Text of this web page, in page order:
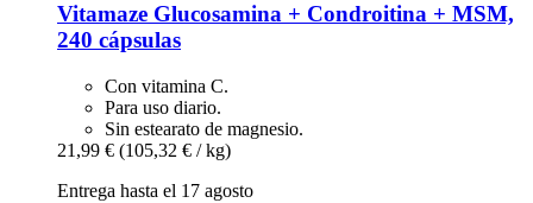
Vitamaze Glucosamina + Condroitina + MSM,
240 cápsulas
Con vitamina C.
Para uso diario.
Sin estearato de magnesio.
21,99 € (105,32 € / kg)
Entrega hasta el 17 agosto